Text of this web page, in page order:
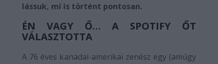
lássuk, mi is történt pontosan.
ÉN VAGY Ő… A SPOTIFY ŐT
VÁLASZTOTTA
A 76 éves kanadai-amerikai zenész egy (amúgy